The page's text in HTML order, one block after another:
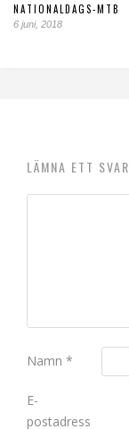
NATIONALDAGS-MTB
6 juni, 2018
LÄMNA ETT SVAR
Namn *
E-
postadress